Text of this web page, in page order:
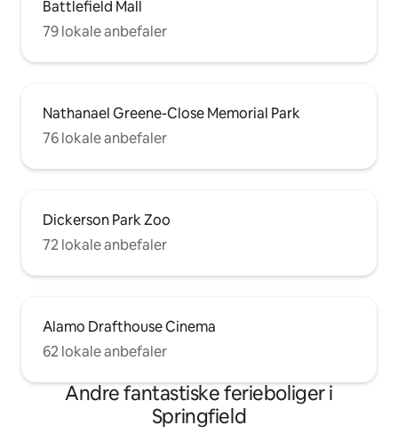
Battlefield Mall
79 lokale anbefaler
Nathanael Greene-Close Memorial Park
76 lokale anbefaler
Dickerson Park Zoo
72 lokale anbefaler
Alamo Drafthouse Cinema
62 lokale anbefaler
Andre fantastiske ferieboliger i
Springfield